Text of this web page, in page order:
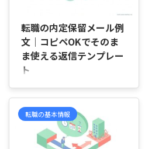
とうございます」と届くと、「こ
こで終わっていいのかな」と迷い
やすいですよね。 実は、内定承
諾後の“返信への返信”は、必ず必
要というわけではありません。内
転職の内定保留メール例
文｜コピペOKでそのま
ま使える返信テンプレー
ト
ど、すぐに返事をしないといけな
いのかな…」「他にも選考中の会
社があって、少し待ってほしいと
伝えたいけれど、失礼にならな
い？」 そんなふうに悩んで、メ
転職の基本情報